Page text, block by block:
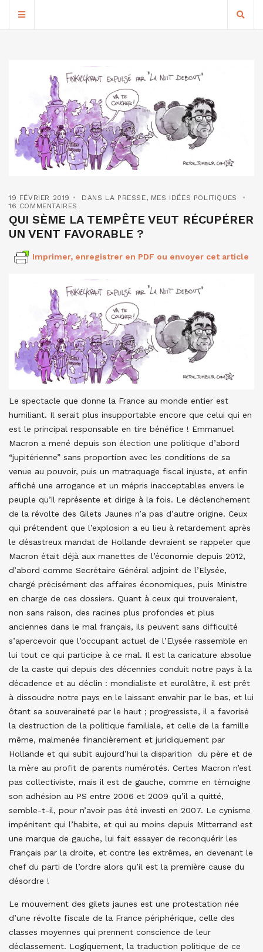
19 FÉVRIER 2019 DANS LA PRESSE, MES IDÉES POLITIQUES
16 COMMENTAIRES
QUI SÈME LA TEMPÊTE VEUT RÉCUPÉRER
UN VENT FAVORABLE ?
Imprimer, enregistrer en PDF ou envoyer cet article
Le spectacle que donne la France au monde entier est
humiliant. Il serait plus insupportable encore que celui qui en
est le principal responsable en tire bénéfice ! Emmanuel
Macron a mené depuis son élection une politique d’abord
“jupitérienne” sans proportion avec les conditions de sa
venue au pouvoir, puis un matraquage fiscal injuste, et enfin
affiché une arrogance et un mépris inacceptables envers le
peuple qu’il représente et dirige à la fois. Le déclenchement
de la révolte des Gilets Jaunes n’a pas d’autre origine. Ceux
qui prétendent que l’explosion a eu lieu à retardement après
le désastreux mandat de Hollande devraient se rappeler que
Macron était déjà aux manettes de l’économie depuis 2012,
d’abord comme Secrétaire Général adjoint de l’Elysée,
chargé précisément des affaires économiques, puis Ministre
en charge de ces dossiers. Quant à ceux qui trouveraient,
non sans raison, des racines plus profondes et plus
anciennes dans le mal français, ils peuvent sans difficulté
s’apercevoir que l’occupant actuel de l’Elysée rassemble en
lui tout ce qui participe à ce mal. Il est la caricature absolue
de la caste qui depuis des décennies conduit notre pays à la
décadence et au déclin : mondialiste et eurolâtre, il est prêt
à dissoudre notre pays en le laissant envahir par le bas, et lui
ôtant sa souveraineté par le haut ; progressiste, il a favorisé
la destruction de la politique familiale, et celle de la famille
même, malmenée financièrement et juridiquement par
Hollande et qui subit aujourd’hui la disparition du père et de
la mère au profit de parents numérotés. Certes Macron n’est
pas collectiviste, mais il est de gauche, comme en témoigne
son adhésion au PS entre 2006 et 2009 qu’il a quitté,
semble-t-il, pour n’avoir pas été investi en 2007. Le cynisme
impénitent qui l’habite, et qui au moins depuis Mitterrand est
une marque de gauche, lui fait essayer de reconquérir les
Français par la droite, et contre les extrêmes, en devenant le
chef du parti de l’ordre alors qu’il est la première cause du
désordre !
Le mouvement des gilets jaunes est une protestation née
d’une révolte fiscale de la France périphérique, celle des
classes moyennes qui prennent conscience de leur
déclassement. Logiquement, la traduction politique de ce